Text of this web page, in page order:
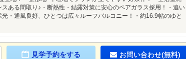
ある間取り♪・断熱性・結露対策に安心のペアガラス採用！・追い
・通風良好、ひとつは広々ルーフバルコニー！・約16.9帖のゆと
見学予約をする お問い合わせ(無料)